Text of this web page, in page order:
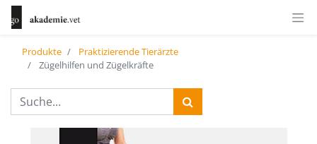
Produkte
Praktizierende Tierärzte
Zügelhilfen und Zügelkräfte